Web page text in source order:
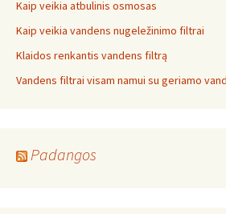
Kaip veikia atbulinis osmosas
Kaip veikia vandens nugeležinimo filtrai
Klaidos renkantis vandens filtrą
Vandens filtrai visam namui su geriamo
Padangos